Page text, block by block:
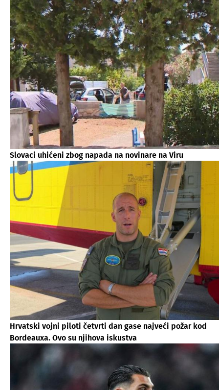
Slovaci uhićeni zbog napada na novinare na Viru
Hrvatski vojni piloti četvrti dan gase najveći požar kod
Bordeauxa. Ovo su njihova iskustva